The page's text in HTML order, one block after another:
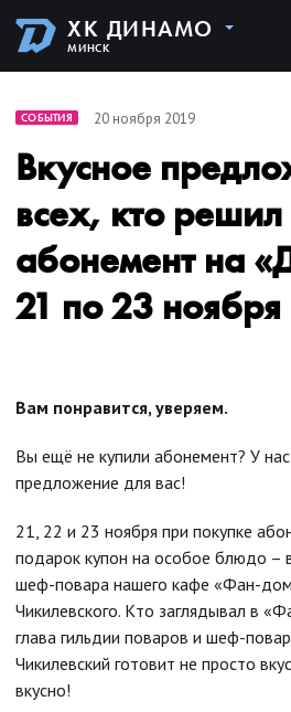
ХК ДИНАМО
МИНСК
СОБЫТИЯ 20 ноября 2019
Вкусное
всех, кто решил
абонемент на
21 по 23 ноября
Вам понравится, уверяем.
Вы ещё не купили абонемент? У нас
предложение для вас!
21, 22 и 23 ноября при покупке
подарок купон на особое блюдо –
шеф-повара нашего кафе «Фан-
Чикилевского. Кто заглядывал в
глава гильдии поваров и шеф-
Чикилевский готовит не просто
вкусно!